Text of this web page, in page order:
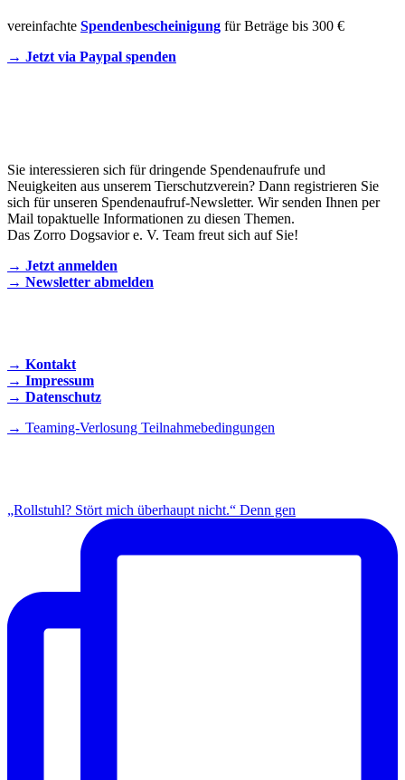
vereinfachte Spendenbescheinigung für Beträge bis 300 €
→ Jetzt via Paypal spenden
Sie interessieren sich für dringende Spendenaufrufe und
Neuigkeiten aus unserem Tierschutzverein? Dann registrieren Sie
sich für unseren Spendenaufruf-Newsletter. Wir senden Ihnen per
Mail topaktuelle Informationen zu diesen Themen.
Das Zorro Dogsavior e. V. Team freut sich auf Sie!
→ Jetzt anmelden
→ Newsletter abmelden
→ Kontakt
→ Impressum
→ Datenschutz
→ Teaming-Verlosung Teilnahmebedingungen
„Rollstuhl? Stört mich überhaupt nicht.“ Denn gen